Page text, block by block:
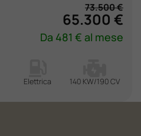
73.500 €
65.300 €
Da 481 € al mese
Elettrica 140 KW/190 CV